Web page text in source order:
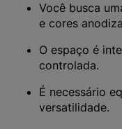
Você busca
e cores
O espaço é
controlada.
É necessário
versatilidade.